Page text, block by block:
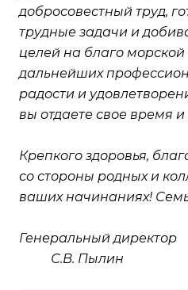
добросовестный труд,
трудные задачи и
целей на благо
дальнейших
радости и
вы отдаете свое время и
Крепкого здоровья,
со стороны родных и
ваших начинаниях!
Генеральный
С.В. Пылин